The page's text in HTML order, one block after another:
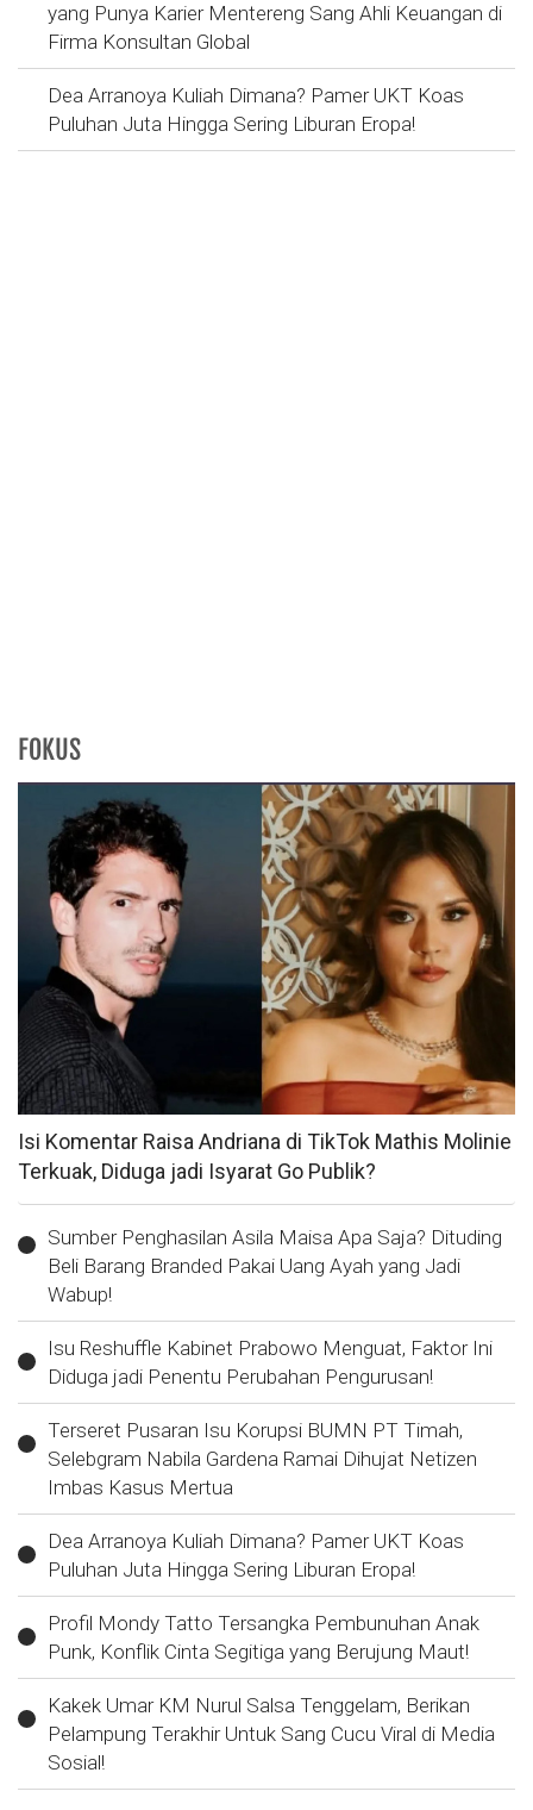
yang Punya Karier Mentereng Sang Ahli Keuangan di
Firma Konsultan Global
Dea Arranoya Kuliah Dimana? Pamer UKT Koas
Puluhan Juta Hingga Sering Liburan Eropa!
FOKUS
Isi Komentar Raisa Andriana di TikTok Mathis Molinie
Terkuak, Diduga jadi Isyarat Go Publik?
Sumber Penghasilan Asila Maisa Apa Saja? Dituding
Beli Barang Branded Pakai Uang Ayah yang Jadi
Wabup!
Isu Reshuffle Kabinet Prabowo Menguat, Faktor Ini
Diduga jadi Penentu Perubahan Pengurusan!
Terseret Pusaran Isu Korupsi BUMN PT Timah,
Selebgram Nabila Gardena Ramai Dihujat Netizen
Imbas Kasus Mertua
Dea Arranoya Kuliah Dimana? Pamer UKT Koas
Puluhan Juta Hingga Sering Liburan Eropa!
Profil Mondy Tatto Tersangka Pembunuhan Anak
Punk, Konflik Cinta Segitiga yang Berujung Maut!
Kakek Umar KM Nurul Salsa Tenggelam, Berikan
Pelampung Terakhir Untuk Sang Cucu Viral di Media
Sosial!